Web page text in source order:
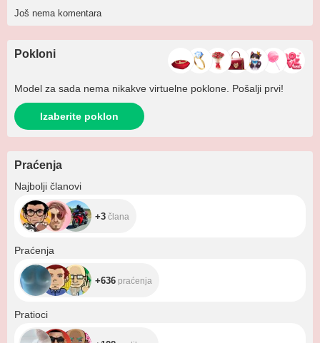
Još nema komentara
Pokloni
Model za sada nema nikakve virtuelne poklone. Pošalji prvi!
Izaberite poklon
Praćenja
Najbolji članovi
+3 člana
Praćenja
+636 praćenja
Pratioci